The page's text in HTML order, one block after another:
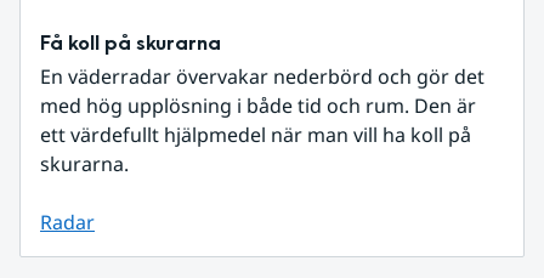
Få koll på skurarna
En väderradar övervakar nederbörd och gör det
med hög upplösning i både tid och rum. Den är
ett värdefullt hjälpmedel när man vill ha koll på
skurarna.
Radar